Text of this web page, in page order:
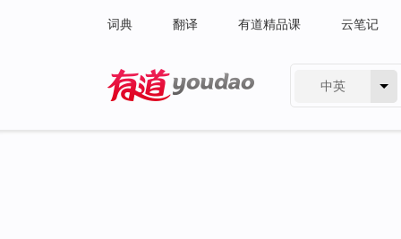
词典 翻译 有道精品课 云笔记
中英